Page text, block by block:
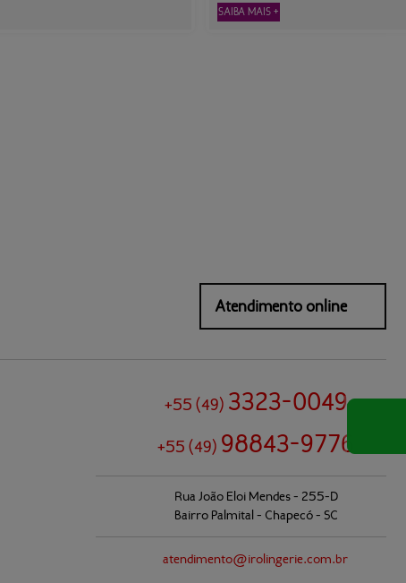
SAIBA MAIS +
Atendimento online
+55 (49) 3323-0049
+55 (49) 98843-9776
Rua João Eloi Mendes - 255-D
Bairro Palmital - Chapecó - SC
atendimento@irolingerie.com.br